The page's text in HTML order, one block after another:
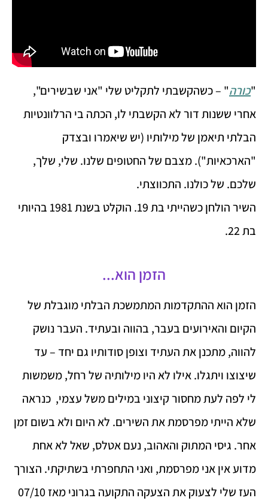
"כורה" – כשהקשבתי לתקליט שלי "אני שבשירים",
אחרי ששנות דור לא הקשבתי לו, הכתה בי הרלוונטיות
הבלתי תיאמן של מילותיו (יש שיאמרו ובצדק
"הארכאיות"). מצבם של החטופים שלנו. שלי, שלך,
שלכם. של כולנו. התכווצתי.
השיר הולחן כשהייתי בת 19. הוקלט בשנת 1981 בהיותי
בת 22.
הזמן הוא...
הזמן הוא ההתקדמות המתמשכת הבלתי מוגבלת של
הקיום והאירועים בעבר, בהווה ובעתיד. העבר נושק
להווה, מתכנן את העתיד וצופן סודותיו גם יחד – עד
שיצוצו ויתגלו. אילו לא היו מילותיה של רחל, משמשות
לי לפה לעת מחסור קיצוני במילים משל עצמי, כנראה
שלא הייתי מפרסמת את השירים. לא היום ולא בשום זמן
אחר. גיסי המתוק והאהוב, נעם אטלס, שאל לא אחת
מדוע אין אני מפרסמת, ואני התחפרתי בשתיקתי. הצורך
העז שלי לצעוק את הצעקה התקועה בגרוני מאז 07/10